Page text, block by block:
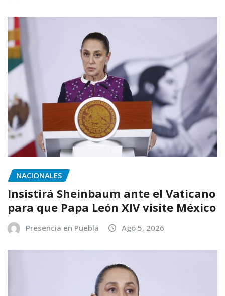
NACIONALES
Insistirá Sheinbaum ante el Vaticano
para que Papa León XIV visite México
Presencia en Puebla Ago 5, 2026